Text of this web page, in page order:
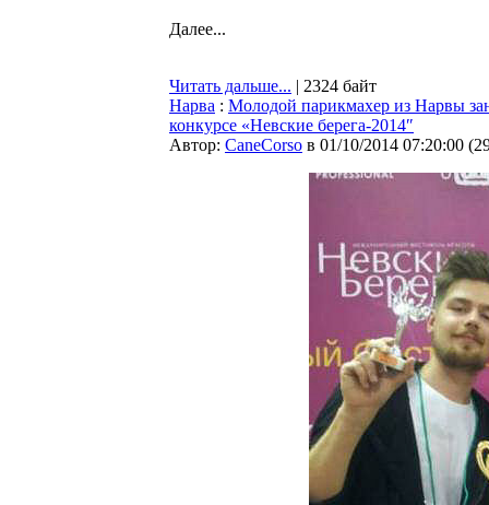
Далее...
Читать дальше... | 2324 байт
Нарва : Молодой парикмахер из Нарвы
конкурсе «Невские берега-2014″
Автор: CaneCorso в 01/10/2014 07:20:00 (